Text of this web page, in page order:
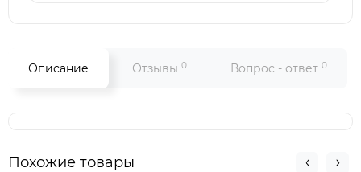
Описание Отзывы 0 Вопрос - ответ 0
Похожие товары